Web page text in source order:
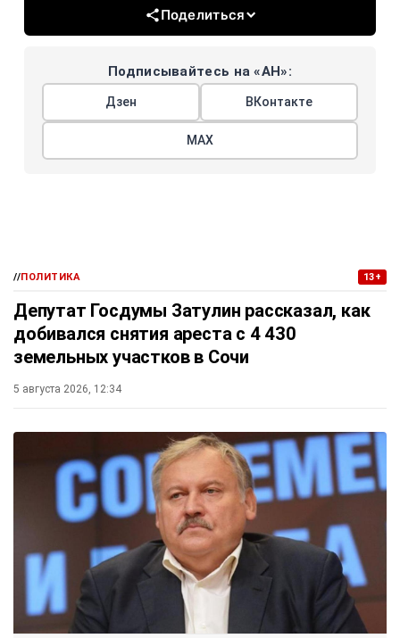
Поделиться
Подписывайтесь на «АН»:
Дзен ВКонтакте
МАХ
//ПОЛИТИКА 13+
Депутат Госдумы Затулин рассказал, как
добивался снятия ареста с 4 430
земельных участков в Сочи
5 августа 2026, 12:34